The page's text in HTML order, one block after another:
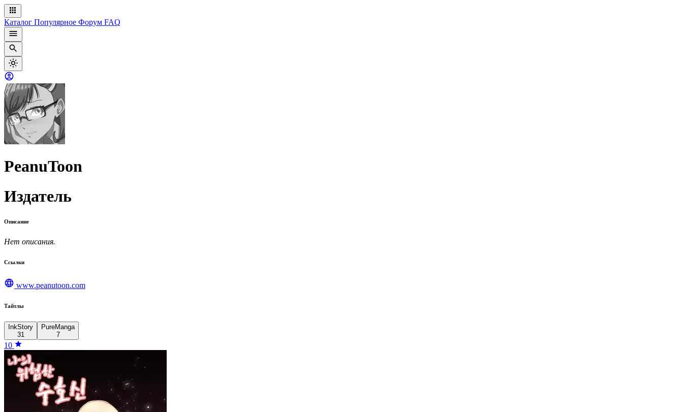
Каталог Популярное Форум FAQ
PeanuToon
Издатель
Описание
Нет описания.
Ссылки
www.peanutoon.com
Тайтлы
InkStory
31
PureManga
7
10